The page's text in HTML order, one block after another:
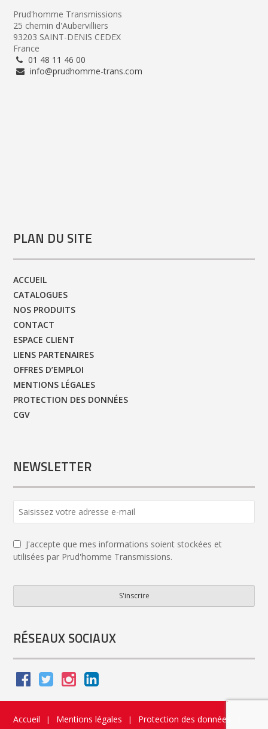
Prud'homme Transmissions
25 chemin d'Aubervilliers
93203 SAINT-DENIS CEDEX
France
01 48 11 46 00
info@prudhomme-trans.com
PLAN DU SITE
ACCUEIL
CATALOGUES
NOS PRODUITS
CONTACT
ESPACE CLIENT
LIENS PARTENAIRES
OFFRES D’EMPLOI
MENTIONS LÉGALES
PROTECTION DES DONNÉES
CGV
NEWSLETTER
Address *
J'accepte que mes informations soient stockées et
utilisées par Prud'homme Transmissions.
S'inscrire
RÉSEAUX SOCIAUX
Accueil | Mentions légales | Protection des données